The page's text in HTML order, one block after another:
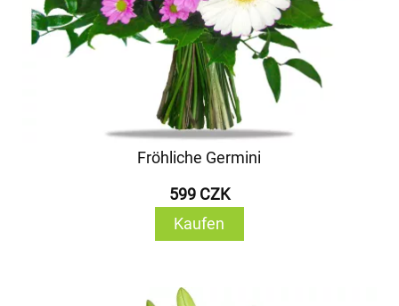
Fröhliche Germini
599 CZK
Kaufen